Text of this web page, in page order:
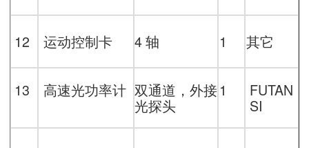
12 运动控制卡 4轴 1 其它
13 高速光功率计 双通道，外接
光探头
1 FUTAN
SI